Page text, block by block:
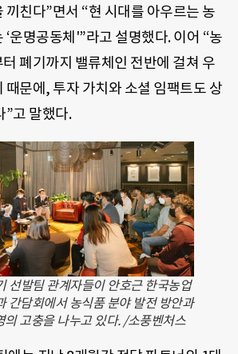
끼친다”면서 “현 시대를 아우르는 농
운명공동체'”라고 설명했다. 이어 “농
폐기까지 밸류체인 전반에 걸쳐 우
때문에, 투자 가치와 소셜 임팩트도 상
”고 말했다.
선발팀 관계자들이 안호근 한국농업
간담회에서 농식품 분야 발전 방안과
의 고충을 나누고 있다. /소풍벤처스